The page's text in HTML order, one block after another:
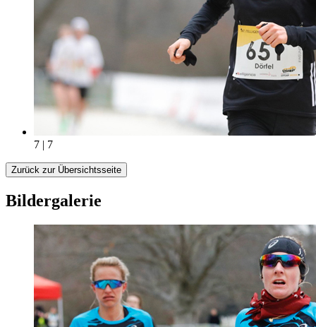
7 | 7
Zurück zur Übersichtsseite
Bildergalerie